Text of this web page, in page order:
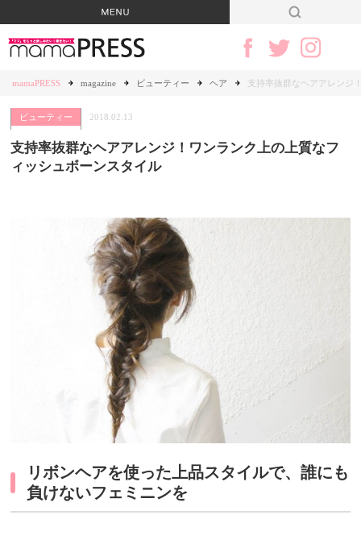
mamaPRESS magazine ビューティー ヘア 支持率抜群なヘアアレンジ
ビューティー 2018.02.13
支持率抜群なヘアアレンジ！ワンランク上の上質なフ
ィッシュボーンスタイル
リボンヘアを使った上品スタイルで、誰にも
負けないフェミニンを